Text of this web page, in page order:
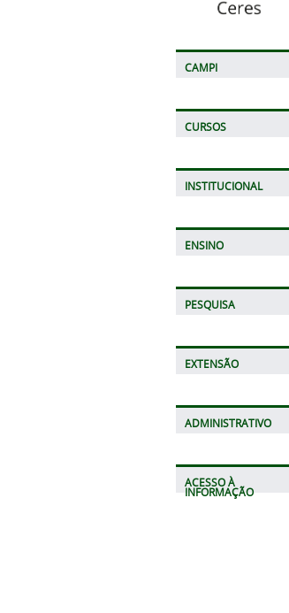
CAMPI
CURSOS
INSTITUCIONAL
ENSINO
PESQUISA
EXTENSÃO
ADMINISTRATIVO
ACESSO À
INFORMAÇÃO